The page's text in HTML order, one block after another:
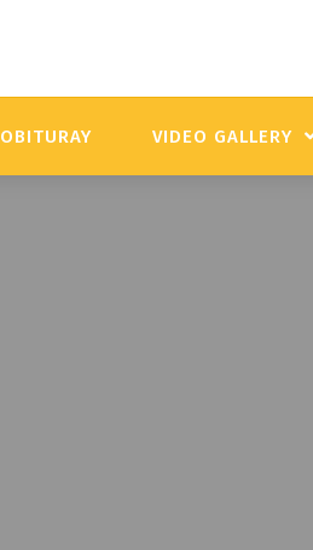
OBITURAY VIDEO GALLERY